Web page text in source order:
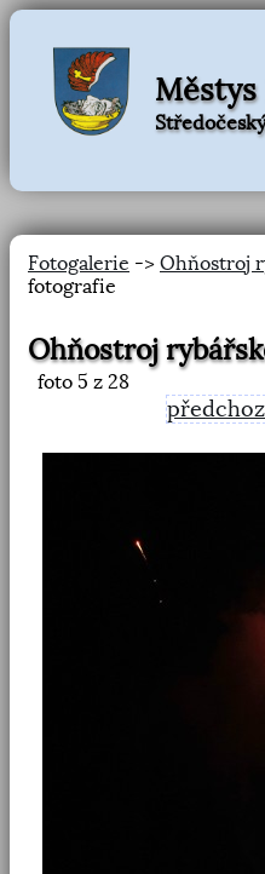
Městys
Fotogalerie -> Ohňostroj
fotografie
Ohňostroj
foto 5 z 28